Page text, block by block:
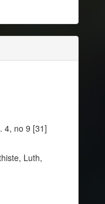
4, no 9 [31]
Luth,